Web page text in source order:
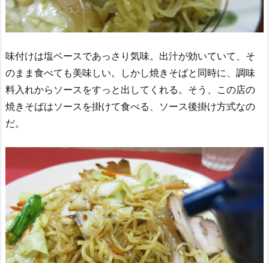
味付けは塩ベースであっさり気味。出汁が効いていて、そ
のまま食べても美味しい。しかし焼きそばと同時に、調味
料入れからソースをすっと出してくれる。そう、この店の
焼きそばはソースを掛けて食べる、ソース後掛け方式なの
だ。